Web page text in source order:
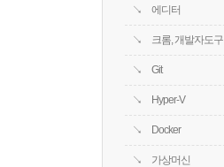
에디터
크롬, 개발자도구
Git
Hyper-V
Docker
가상머신